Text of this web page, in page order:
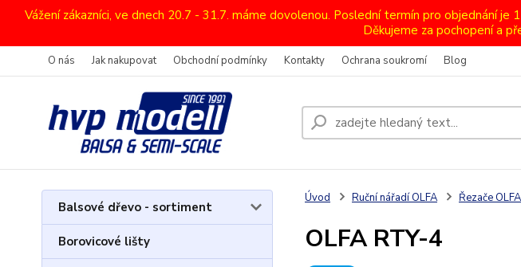
Vážení zákazníci, ve dnech 20.7 - 31.7. máme dovolenou. Poslední termín pro objednání
Děkujeme za pochopení a
O nás Jak nakupovat Obchodní podmínky Kontakty Ochrana soukromí Blog
Balsové dřevo - sortiment
Borovicové lišty
Úvod Ruční nářadí OLFA Řezače OLFA
OLFA RTY-4